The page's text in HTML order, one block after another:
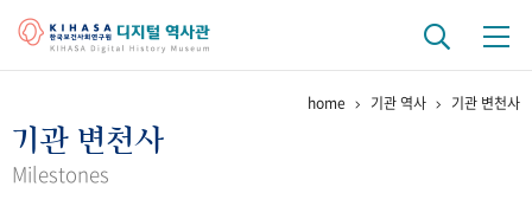
걸어온 길 기관 변천사
home 기관 역사 기관 변천사
기관 변천사
Milestones